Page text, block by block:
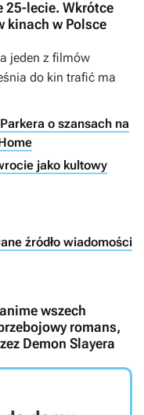
25-lecie. Wkrótce
kinach w Polsce
jeden z filmów
do kin trafić ma
o szansach na
jako kultowy
źródło wiadomości
wszech
romans,
Demon Slayera